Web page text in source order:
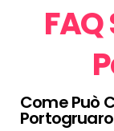
FAQ
Come Può
Portogruaro